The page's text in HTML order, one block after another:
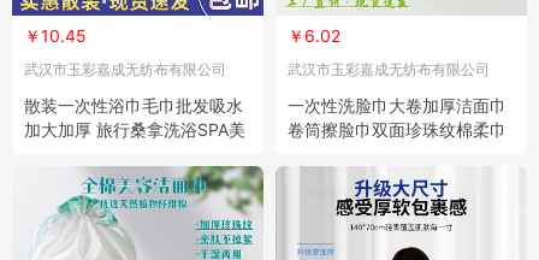
￥10.45
武汉市玉彩嘉成无纺布有限公司
散装一次性浴巾毛巾批发吸水
加大加厚 旅行桑拿洗浴SPA美
￥6.02
武汉市玉彩嘉成无纺布有限公司
一次性洗脸巾大卷加厚洁面巾
卷筒擦脸巾双面珍珠纹棉柔巾